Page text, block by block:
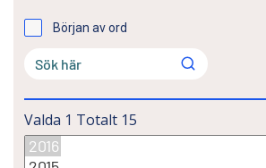
Början av ord
Valda 1 Totalt 15